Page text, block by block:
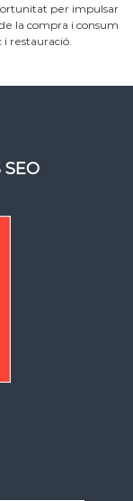
per impulsar
la compra i consum
restauració.
SEO